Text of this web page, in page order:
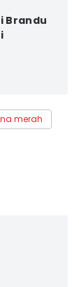
Brandu
merah